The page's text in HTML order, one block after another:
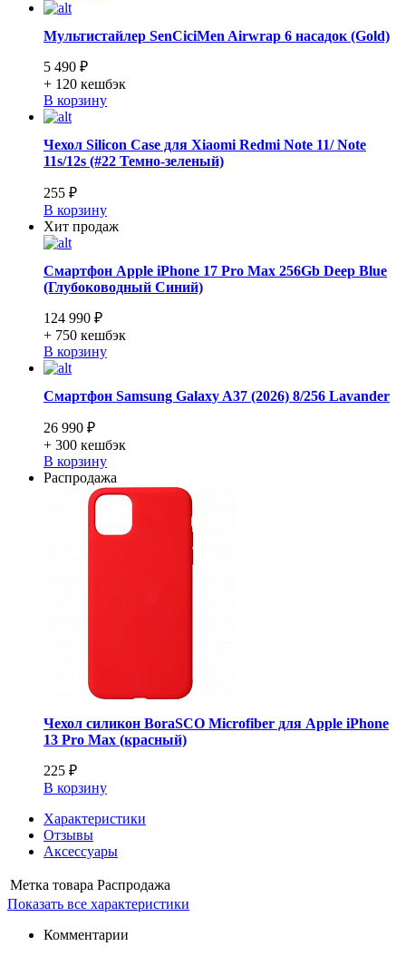
Мультистайлер SenCiciMen Airwrap 6 насадок (Gold)
5 490 ₽
+ 120 кешбэк
В корзину
Чехол Silicon Case для Xiaomi Redmi Note 11/ Note
11s/12s (#22 Темно-зеленый)
255 ₽
В корзину
Хит продаж
Смартфон Apple iPhone 17 Pro Max 256Gb Deep Blue
(Глубоководный Синий)
124 990 ₽
+ 750 кешбэк
В корзину
Смартфон Samsung Galaxy A37 (2026) 8/256 Lavander
26 990 ₽
+ 300 кешбэк
В корзину
Распродажа
Чехол силикон BoraSCO Microfiber для Apple iPhone
13 Pro Max (красный)
225 ₽
В корзину
Характеристики
Отзывы
Аксессуары
Метка товара Распродажа
Показать все характеристики
Комментарии